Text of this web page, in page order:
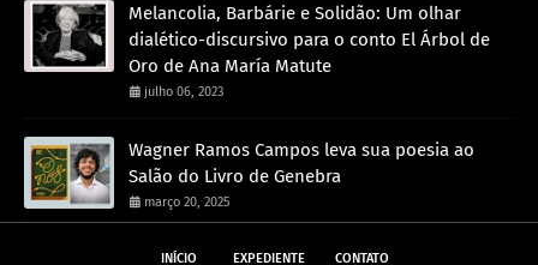
Melancolia, Barbárie e Solidão: Um olhar
dialético-discursivo para o conto El Árbol de
Oro de Ana María Matute
julho 06, 2023
Wagner Ramos Campos leva sua poesia ao
Salão do Livro de Genebra
março 20, 2025
INÍCIO EXPEDIENTE CONTATO